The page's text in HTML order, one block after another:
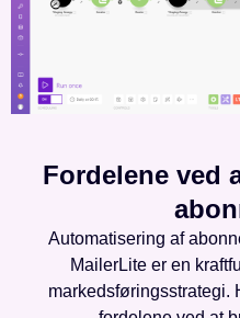
Fordelene ved
Automatisering af
MailerLite er en
markedsføringsstrategi.